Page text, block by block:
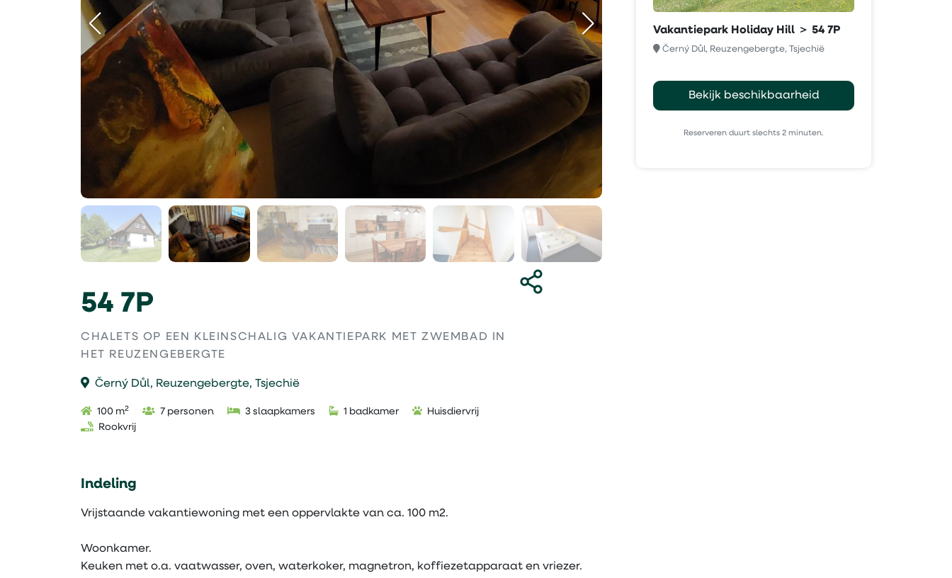
54 7P
CHALETS OP EEN KLEINSCHALIG VAKANTIEPARK MET ZWEMBAD IN
HET REUZENGEBERGTE
Černý Důl, Reuzengebergte, Tsjechië
100 m2 7 personen 3 slaapkamers 1 badkamer
Huisdiervrij
Rookvrij
Indeling
Vrijstaande vakantiewoning met een oppervlakte van ca. 100 m2.
Woonkamer.
Keuken met o.a. vaatwasser, oven, waterkoker, magnetron, koffiezetapparaat en vriezer.
Vakantiepark Holiday Hill ＞ 54 7P
Černý Důl, Reuzengebergte, Tsjechië
Bekijk beschikbaarheid
Reserveren duurt slechts 2 minuten.